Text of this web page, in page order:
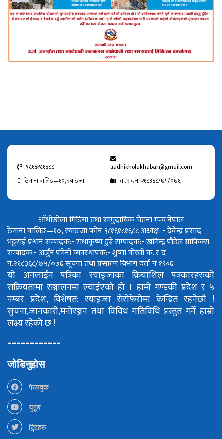
९८१६१८१६८८
aadhikholakhabar@gmail.com
ठेगाना वालिङ—१०, स्याङजा
क. र द नं. २१८३६८/७५/०७६
आँधीखोला मिडिया तथा सामुदायिक चेतना मन्च नेपाल
ठेगाना वालिङ—१०, स्याङजा फोन ९८१६१८१६८८अध्यक्ष: - देवेन्द्र प्रसाद
भट्टराईप्रधान सम्पादक:- राधाकृष्ण डुम्रेसम्पादक:- खगिन्द्र पौडेलग्राफिक्स
सम्पादक:- अर्जुन पंगेनीव्यवस्थापक:- शुष्मा वोस्तीक. र द
नं.२१८३६८/७५/०७६सूचना तथा प्रसारण बिभाग दर्ता नं १९०६
यो अनलाईन पत्रिका स्याङ्जाका क्रियाशिल पत्रकारहरुको
सक्रियतामा सञ्चालनमा ल्याईएको हो । हामी गण्डकी प्रदेश र ५
नम्बर प्रदेश, विशेषत: स्याङ्जा सेरोफेरोमा केन्द्रित रहनेछौ !
सुचना,जानकारी,मनोरञ्जन तथा विविध गतिविधि प्रस्तुत गर्ने हाम्रो
लक्ष्य रहेको छ !
============
जोडिनुहोस
फेसबुक
युटूब
ट्विटहरु